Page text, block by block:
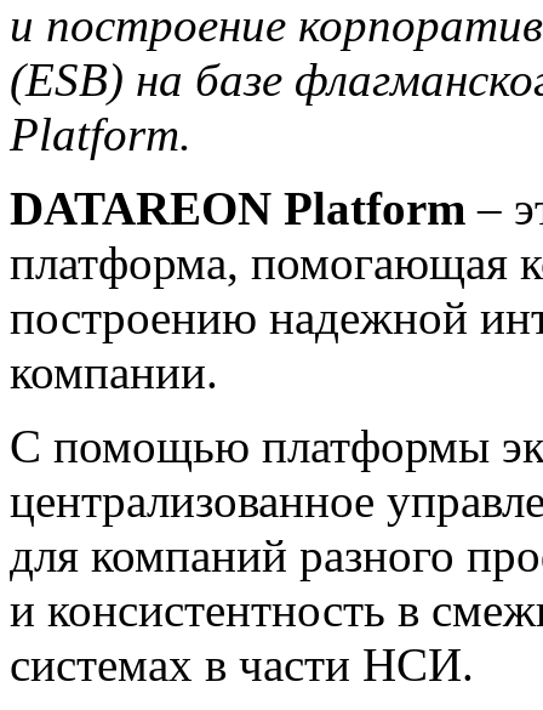
и построение
(ESB) на базе
Platform.
DATAREON Platform –
платформа, помогающая
построению надежной
компании.
С помощью платформы
централизованное
для компаний разного
и консистентность в
системах в части НСИ.